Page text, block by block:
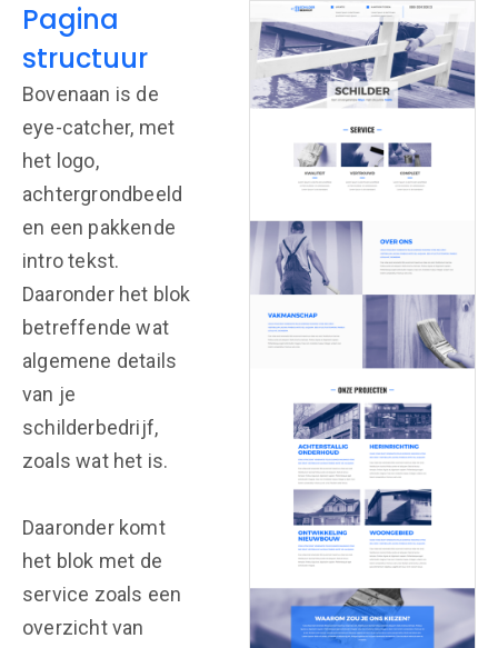
Pagina
structuur
Bovenaan is de
eye-catcher, met
het logo,
achtergrondbeeld
en een pakkende
intro tekst.
Daaronder het blok
betreffende wat
algemene details
van je
schilderbedrijf,
zoals wat het is.
Daaronder komt
het blok met de
service zoals een
overzicht van